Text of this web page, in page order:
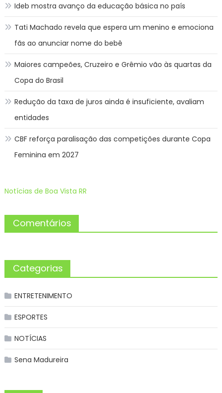
Ideb mostra avanço da educação básica no país
Tati Machado revela que espera um menino e emociona
fãs ao anunciar nome do bebê
Maiores campeões, Cruzeiro e Grêmio vão às quartas da
Copa do Brasil
Redução da taxa de juros ainda é insuficiente, avaliam
entidades
CBF reforça paralisação das competições durante Copa
Feminina em 2027
Notícias de Boa Vista RR
Comentários
Categorias
ENTRETENIMENTO
ESPORTES
NOTÍCIAS
Sena Madureira